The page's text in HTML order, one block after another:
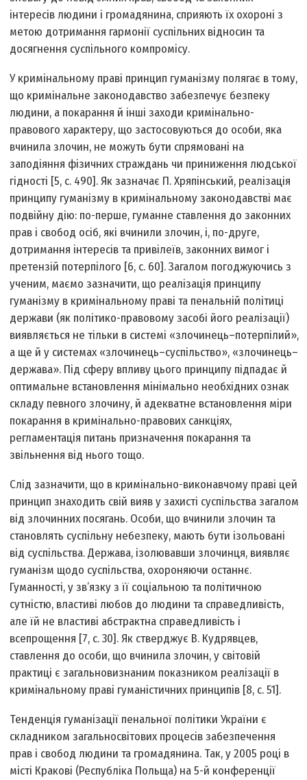
інтересів людини і громадянина, сприяють їх охороні з
метою дотримання гармонії суспільних відносин та
досягнення суспільного компромісу.
У кримінальному праві принцип гуманізму полягає в тому,
що кримінальне законодавство забезпечує безпеку
людини, а покарання й інші заходи кримінально-
правового характеру, що застосовуються до особи, яка
вчинила злочин, не можуть бути спрямовані на
заподіяння фізичних страждань чи приниження людської
гідності [5, с. 490]. Як зазначає П. Хряпінський, реалізація
принципу гуманізму в кримінальному законодавстві має
подвійну дію: по-перше, гуманне ставлення до законних
прав і свобод осіб, які вчинили злочин, і, по-друге,
дотримання інтересів та привілеїв, законних вимог і
претензій потерпілого [6, с. 60]. Загалом погоджуючись з
ученим, маємо зазначити, що реалізація принципу
гуманізму в кримінальному праві та пенальній політиці
держави (як політико-правовому засобі його реалізації)
виявляється не тільки в системі «злочинець–потерпілий»,
а ще й у системах «злочинець–суспільство», «злочинець–
держава». Під сферу впливу цього принципу підпадає й
оптимальне встановлення мінімально необхідних ознак
складу певного злочину, й адекватне встановлення міри
покарання в кримінально-правових санкціях,
регламентація питань призначення покарання та
звільнення від нього тощо.
Слід зазначити, що в кримінально-виконавчому праві цей
принцип знаходить свій вияв у захисті суспільства загалом
від злочинних посягань. Особи, що вчинили злочин та
становлять суспільну небезпеку, мають бути ізольовані
від суспільства. Держава, ізолювавши злочинця, виявляє
гуманізм щодо суспільства, охороняючи останнє.
Гуманності, у зв’язку з її соціальною та політичною
сутністю, властиві любов до людини та справедливість,
але їй не властиві абстрактна справедливість і
всепрощення [7, с. 30]. Як стверджує В. Кудрявцев,
ставлення до особи, що вчинила злочин, у світовій
практиці є загальновизнаним показником реалізації в
кримінальному праві гуманістичних принципів [8, с. 51].
Тенденція гуманізації пенальної політики України є
складником загальносвітових процесів забезпечення
прав і свобод людини та громадянина. Так, у 2005 році в
місті Кракові (Республіка Польща) на 5-й конференції